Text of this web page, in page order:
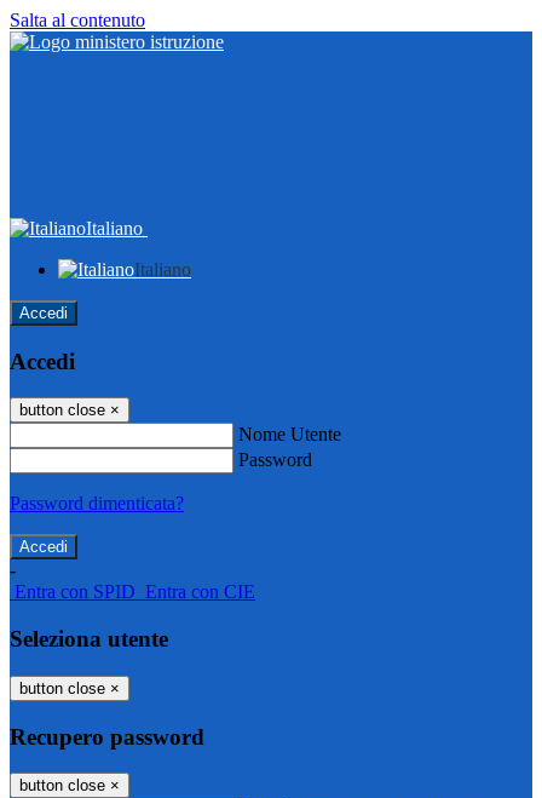
Salta al contenuto
Italiano
Italiano
Accedi
Accedi
button close ×
Nome Utente
Password
Password dimenticata?
-
Entra con SPID Entra con CIE
Seleziona utente
button close ×
Recupero password
button close ×